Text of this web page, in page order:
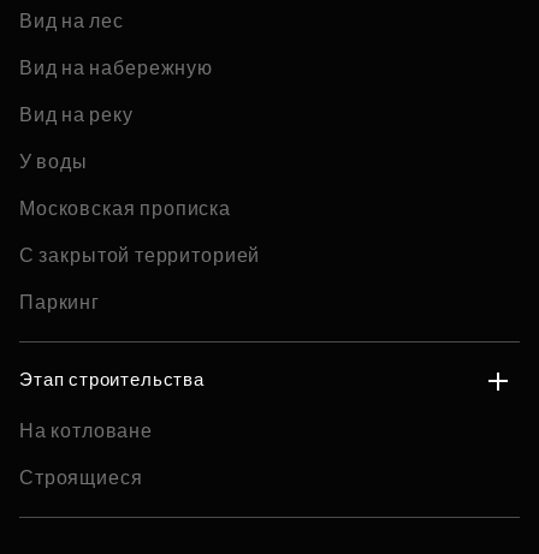
Вид на лес
Вид на набережную
Вид на реку
У воды
Московская прописка
С закрытой территорией
Паркинг
Этап строительства
На котловане
Строящиеся